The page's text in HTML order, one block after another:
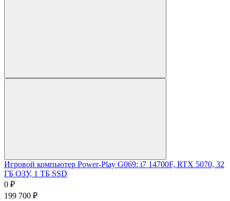
Игровой компьютер Power-Play G069: i7 14700F, RTX 5070, 32
ГБ ОЗУ, 1 ТБ SSD
0 ₽
199 700 ₽